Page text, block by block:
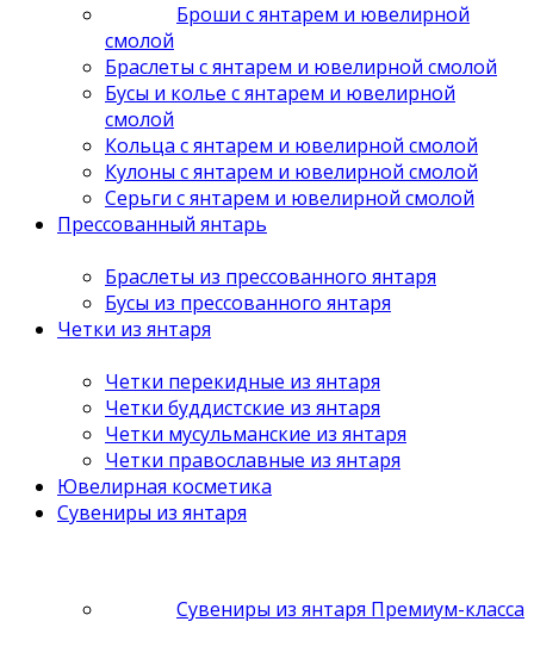
Броши с янтарем и ювелирной
смолой
Браслеты с янтарем и ювелирной смолой
Бусы и колье с янтарем и ювелирной
смолой
Кольца с янтарем и ювелирной смолой
Кулоны с янтарем и ювелирной смолой
Серьги с янтарем и ювелирной смолой
Прессованный янтарь
Браслеты из прессованного янтаря
Бусы из прессованного янтаря
Четки из янтаря
Четки перекидные из янтаря
Четки буддистские из янтаря
Четки мусульманские из янтаря
Четки православные из янтаря
Ювелирная косметика
Сувениры из янтаря
Сувениры из янтаря Премиум-класса